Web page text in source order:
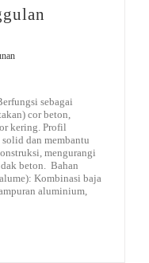
sebagai
cor beton,
kering. Profil
dan membantu
mengurangi
beton. Bahan
Kombinasi baja
aluminium,